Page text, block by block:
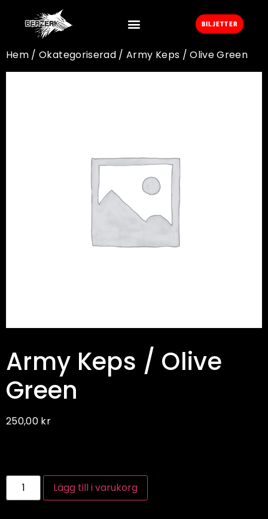
BILJETTER
Hem /Okategoriserad / Army Keps / Olive Green
Army Keps / Olive
Green
250,00 kr
Lägg till i varukorg